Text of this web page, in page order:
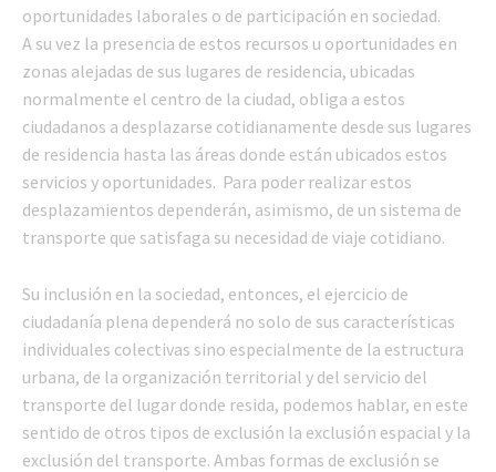
oportunidades laborales o de participación en sociedad.
A su vez la presencia de estos recursos u oportunidades en
zonas alejadas de sus lugares de residencia, ubicadas
normalmente el centro de la ciudad, obliga a estos
ciudadanos a desplazarse cotidianamente desde sus lugares
de residencia hasta las áreas donde están ubicados estos
servicios y oportunidades. Para poder realizar estos
desplazamientos dependerán, asimismo, de un sistema de
transporte que satisfaga su necesidad de viaje cotidiano.
Su inclusión en la sociedad, entonces, el ejercicio de
ciudadanía plena dependerá no solo de sus características
individuales colectivas sino especialmente de la estructura
urbana, de la organización territorial y del servicio del
transporte del lugar donde resida, podemos hablar, en este
sentido de otros tipos de exclusión la exclusión espacial y la
exclusión del transporte. Ambas formas de exclusión se